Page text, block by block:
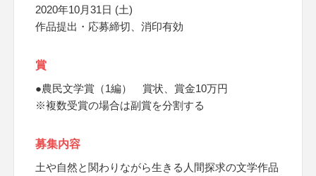
2020年10月31日 (土)
作品提出・応募締切、消印有効
賞
●農民文学賞（1編） 賞状、賞金10万円
※複数受賞の場合は副賞を分割する
募集内容
土や自然と関わりながら生きる人間探求の文学作品